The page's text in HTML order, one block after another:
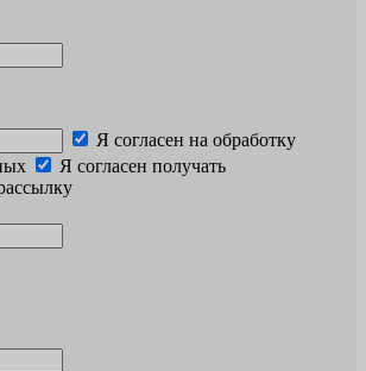
Я согласен на обработку
Я согласен получать